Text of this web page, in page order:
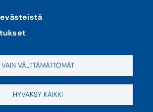
VAIN VÄLTTÄMÄTTÖMÄT
HYVÄKSY KAIKKI